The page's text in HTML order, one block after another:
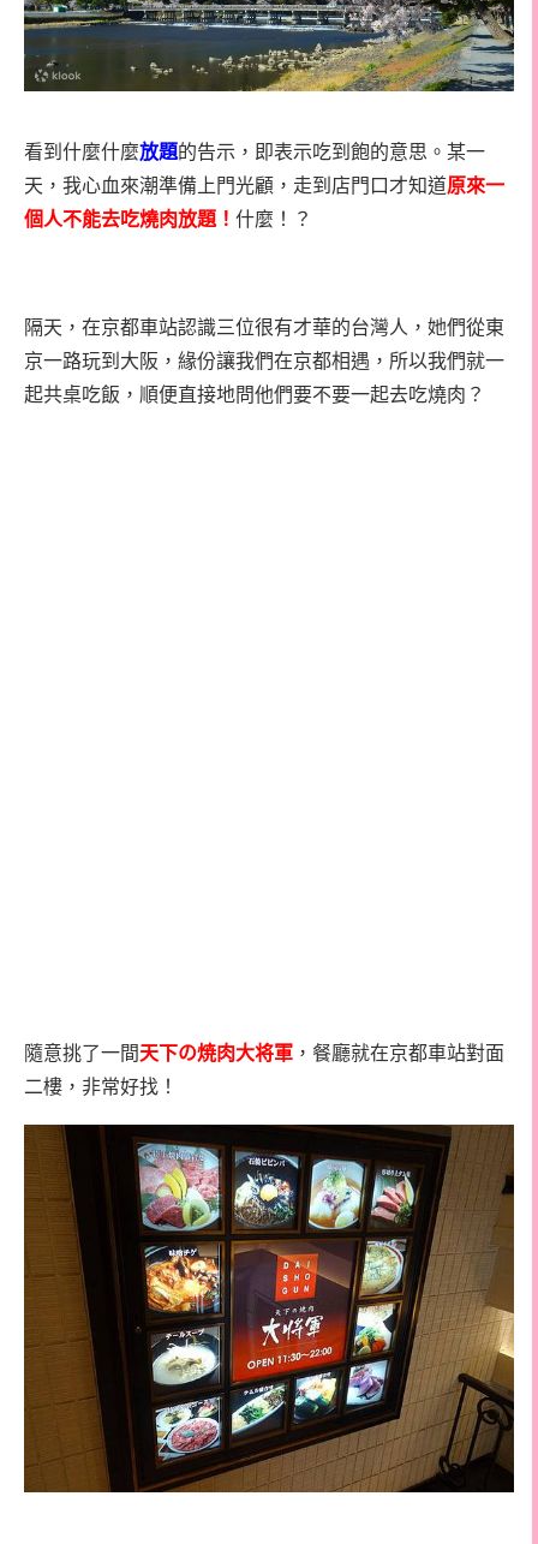
看到什麼什麼放題的告示，即表示吃到飽的意思。某一
天，我心血來潮準備上門光顧，走到店門口才知道原來一
個人不能去吃燒肉放題！ 什麼！？
隔天，在京都車站認識三位很有才華的台灣人，她們從東
京一路玩到大阪，緣份讓我們在京都相遇，所以我們就一
起共桌吃飯，順便直接地問他們要不要一起去吃燒肉？
隨意挑了一間天下の焼肉大将軍 ，餐廳就在京都車站對面
二樓，非常好找！